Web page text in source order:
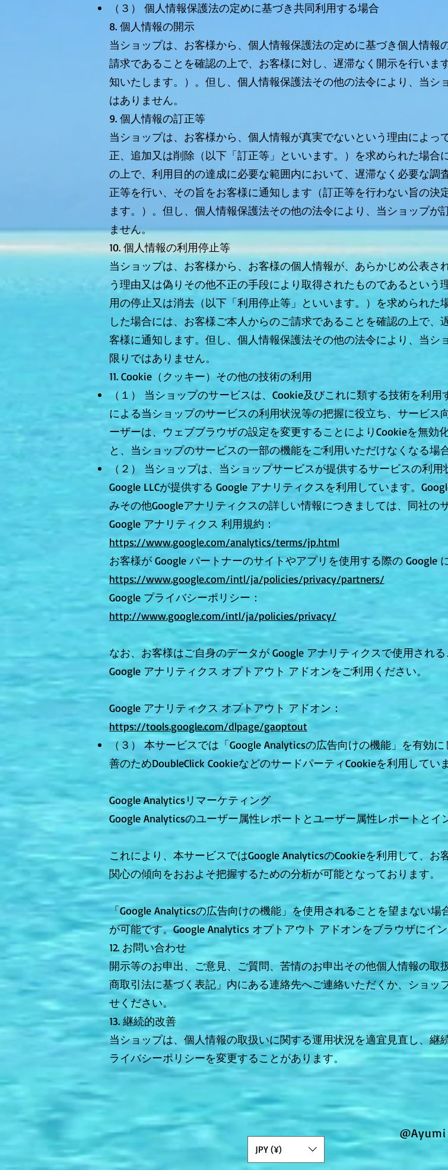
（３） 個人情報保護法の定めに基づき共同利用する場合
8. 個人情報の開示
当ショップは、お客様から、個人情報保護法の定めに基づき個人情
請求であることを確認の上で、お客様に対し、遅滞なく開示を行いま
知いたします。）。但し、個人情報保護法その他の法令により、当
はありません。
9. 個人情報の訂正等
当ショップは、お客様から、個人情報が真実でないという理由によ
正、追加又は削除（以下「訂正等」といいます。）を求められた場
の上で、利用目的の達成に必要な範囲内において、遅滞なく必要な
正等を行い、その旨をお客様に通知します（訂正等を行わない旨の決
ます。）。但し、個人情報保護法その他の法令により、当ショップ
ません。
10. 個人情報の利用停止等
当ショップは、お客様から、お客様の個人情報が、あらかじめ公表
う理由又は偽りその他不正の手段により取得されたものであるとい
用の停止又は消去（以下「利用停止等」といいます。）を求められ
した場合には、お客様ご本人からのご請求であることを確認の上で
客様に通知します。但し、個人情報保護法その他の法令により、当
限りではありません。
11. Cookie（クッキー）その他の技術の利用
（１） 当ショップのサービスは、Cookie及びこれに類する技術を利
による当ショップのサービスの利用状況等の把握に役立ち、サービス
ーザーは、ウェブブラウザの設定を変更することによりCookieを無効
と、当ショップのサービスの一部の機能をご利用いただけなくなる場
（２） 当ショップは、当ショップサービスが提供するサービスの利
Google LLCが提供する Google アナリティクスを利用しています。
みその他Googleアナリティクスの詳しい情報につきましては、同社の
Google アナリティクス 利用規約：
https://www.google.com/analytics/terms/jp.html
お客様が Google パートナーのサイトやアプリを使用する際の Google
https://www.google.com/intl/ja/policies/privacy/partners/
Google プライバシーポリシー：
http://www.google.com/intl/ja/policies/privacy/
なお、お客様はご自身のデータが Google アナリティクスで使用され
Google アナリティクス オプトアウト アドオンをご利用ください。
Google アナリティクス オプトアウト アドオン：
https://tools.google.com/dlpage/gaoptout
（３） 本サービスでは「Google Analyticsの広告向けの機能」を有効
善のためDoubleClick CookieなどのサードパーティCookieを利用していま
Google Analyticsリマーケティング
Google Analyticsのユーザー属性レポートとユーザー属性レポートとイ
これにより、本サービスではGoogle AnalyticsのCookieを利用して、
関心の傾向をおおよそ把握するための分析が可能となっております。
「Google Analyticsの広告向けの機能」を使用されることを望まない
が可能です。Google Analytics オプトアウト アドオンをブラウザにイ
12. お問い合わせ
開示等のお申出、ご意見、ご質問、苦情のお申出その他個人情報の取
商取引法に基づく表記」内にある連絡先へご連絡いただくか、ショ
せください。
13. 継続的改善
当ショップは、個人情報の取扱いに関する運用状況を適宜見直し、
ライバシーポリシーを変更することがあります。
JPY (¥)
@Ayumi